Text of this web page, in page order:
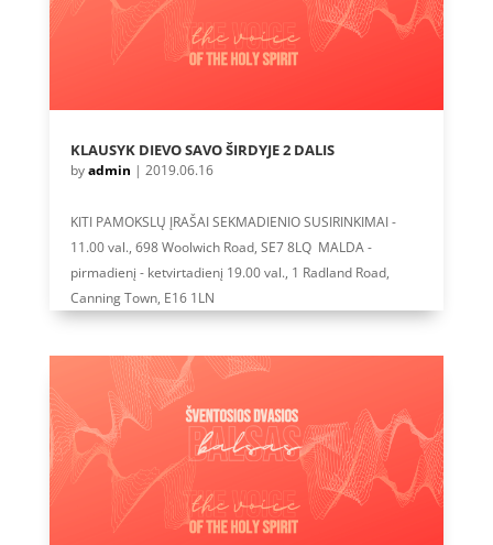
KLAUSYK DIEVO SAVO ŠIRDYJE 2 DALIS
byadmin | 2019.06.16
KITI PAMOKSLŲ ĮRAŠAI SEKMADIENIO SUSIRINKIMAI -
11.00 val., 698 Woolwich Road, SE7 8LQ MALDA -
pirmadienį - ketvirtadienį 19.00 val., 1 Radland Road,
Canning Town, E16 1LN